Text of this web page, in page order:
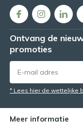
Ontvang de
promoties
* Lees hier de wettelijke
Meer informatie